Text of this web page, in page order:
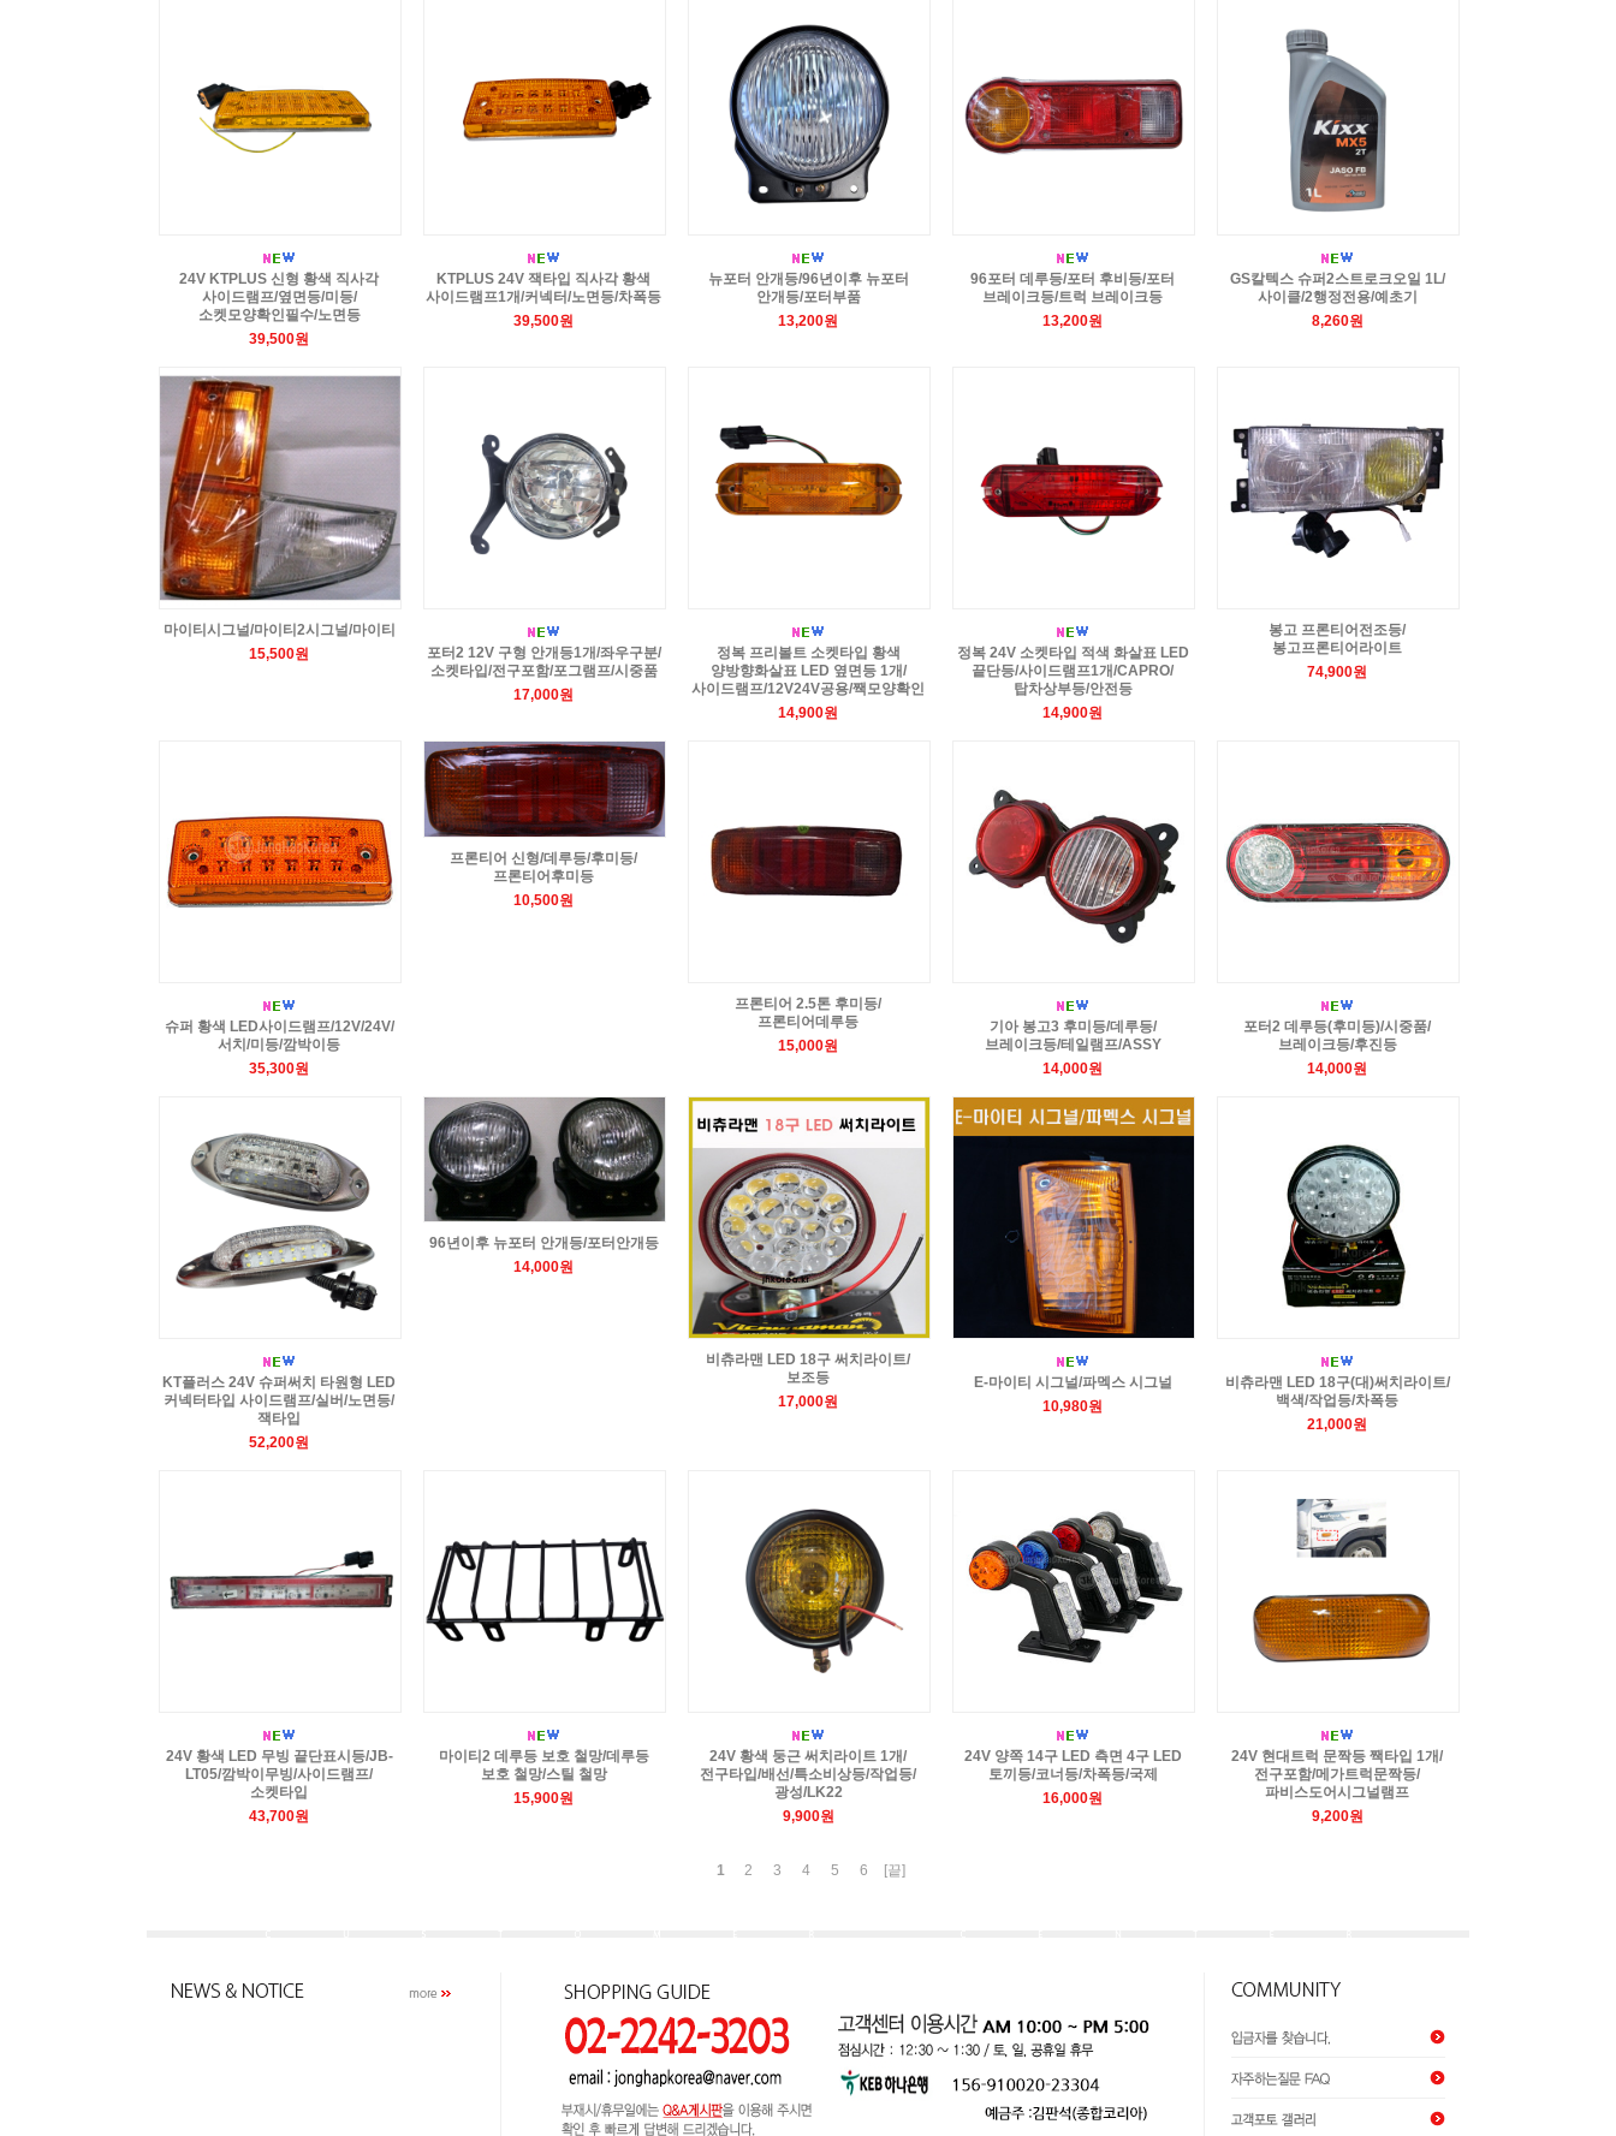
24V KTPLUS 신형 황색 직사각
사이드램프/옆면등/미등/
소켓모양확인필수/노면등
39,500원
KTPLUS 24V 잭타입 직사각 황색
사이드램프1개/커넥터/노면등/차폭등
39,500원
뉴포터 안개등/96년이후 뉴포터
안개등/포터부품
13,200원
96포터 데루등/포터 후비등/포터
브레이크등/트럭 브레이크등
13,200원
GS칼텍스 슈퍼2스트로크오일 1L/
사이클/2행정전용/예초기
8,260원
마이티시그널/마이티2시그널/마이티
15,500원
포터2 12V 구형 안개등1개/좌우구분/
소켓타입/전구포함/포그램프/시중품
17,000원
정복 프리볼트 소켓타입 황색
양방향화살표 LED 옆면등 1개/
사이드램프/12V24V공용/짹모양확인
14,900원
정복 24V 소켓타입 적색 화살표 LED
끝단등/사이드램프1개/CAPRO/
탑차상부등/안전등
14,900원
봉고 프론티어전조등/
봉고프론티어라이트
74,900원
슈퍼 황색 LED사이드램프/12V/24V/
서치/미등/깜박이등
35,300원
프론티어 신형/데루등/후미등/
프론티어후미등
10,500원
프론티어 2.5톤 후미등/
프론티어데루등
15,000원
기아 봉고3 후미등/데루등/
브레이크등/테일램프/ASSY
14,000원
포터2 데루등(후미등)/시중품/
브레이크등/후진등
14,000원
KT플러스 24V 슈퍼써치 타원형 LED
커넥터타입 사이드램프/실버/노면등/
잭타입
52,200원
96년이후 뉴포터 안개등/포터안개등
14,000원
비츄라맨 LED 18구 써치라이트/
보조등
17,000원
E-마이티 시그널/파멕스 시그널
10,980원
비츄라맨 LED 18구(대)써치라이트/
백색/작업등/차폭등
21,000원
24V 황색 LED 무빙 끝단표시등/JB-
LT05/깜박이무빙/사이드램프/
소켓타입
43,700원
마이티2 데루등 보호 철망/데루등
보호 철망/스틸 철망
15,900원
24V 황색 둥근 써치라이트 1개/
전구타입/배선/특소비상등/작업등/
광성/LK22
9,900원
24V 양쪽 14구 LED 측면 4구 LED
토끼등/코너등/차폭등/국제
16,000원
24V 현대트럭 문짝등 짹타입 1개/
전구포함/메가트럭문짝등/
파비스도어시그널램프
9,200원
1 2 3 4 5 6 [끝]